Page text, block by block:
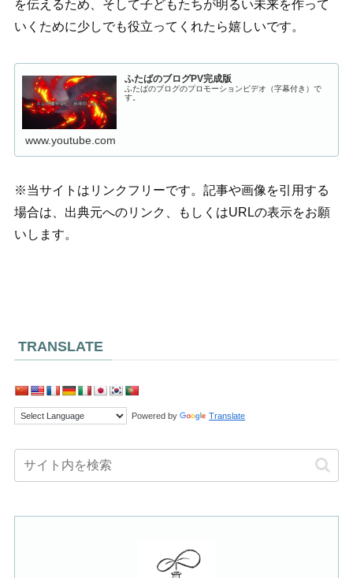
を伝えるため、そして子どもたちが明るい未来を作って
いくために少しでも役立ってくれたら嬉しいです。
ふたばのブログPV完成版
ふたばのブログのプロモーションビデオ（字幕付き）で
す。
www.youtube.com
※当サイトはリンクフリーです。記事や画像を引用する
場合は、出典元へのリンク、もしくはURLの表示をお願
いします。
TRANSLATE
Powered by Translate